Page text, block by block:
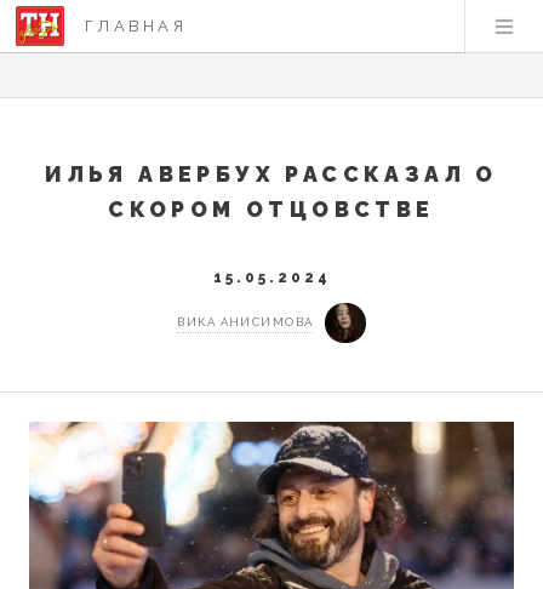
ГЛАВНАЯ
ИЛЬЯ АВЕРБУХ РАССКАЗАЛ О
СКОРОМ ОТЦОВСТВЕ
15.05.2024
ВИКА АНИСИМОВА